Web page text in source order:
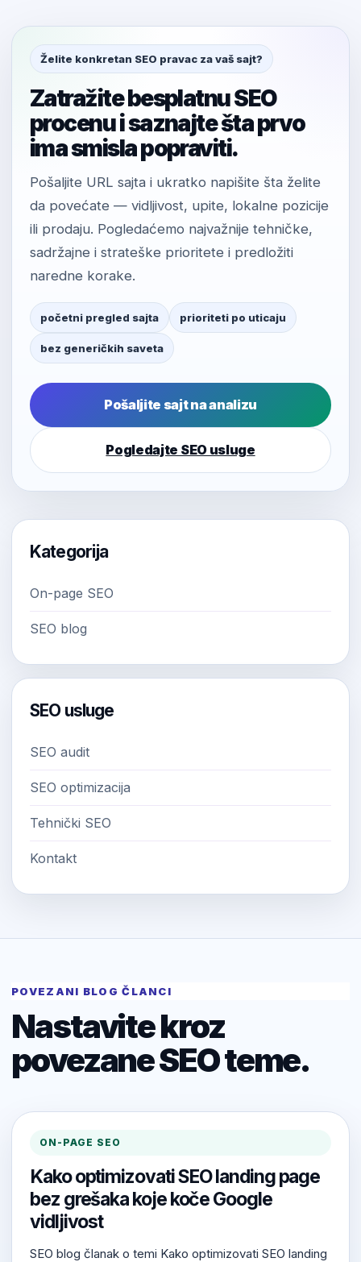
Želite konkretan SEO pravac za vaš sajt?
Zatražite besplatnu SEO
procenu i saznajte šta prvo
ima smisla popraviti.
Pošaljite URL sajta i ukratko napišite šta želite
da povećate — vidljivost, upite, lokalne pozicije
ili prodaju. Pogledaćemo najvažnije tehničke,
sadržajne i strateške prioritete i predložiti
naredne korake.
početni pregled sajta prioriteti po uticaju
bez generičkih saveta
Pošaljite sajt na analizu
Pogledajte SEO usluge
Kategorija
On-page SEO
SEO blog
SEO usluge
SEO audit
SEO optimizacija
Tehnički SEO
Kontakt
POVEZANI BLOG ČLANCI
Nastavite kroz
povezane SEO teme.
ON-PAGE SEO
Kako optimizovati SEO landing page
bez grešaka koje koče Google
vidljivost
SEO blog članak o temi Kako optimizovati SEO landing